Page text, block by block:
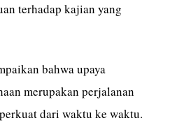
terhadap kajian yang
bahwa upaya
merupakan perjalanan
dari waktu ke waktu.